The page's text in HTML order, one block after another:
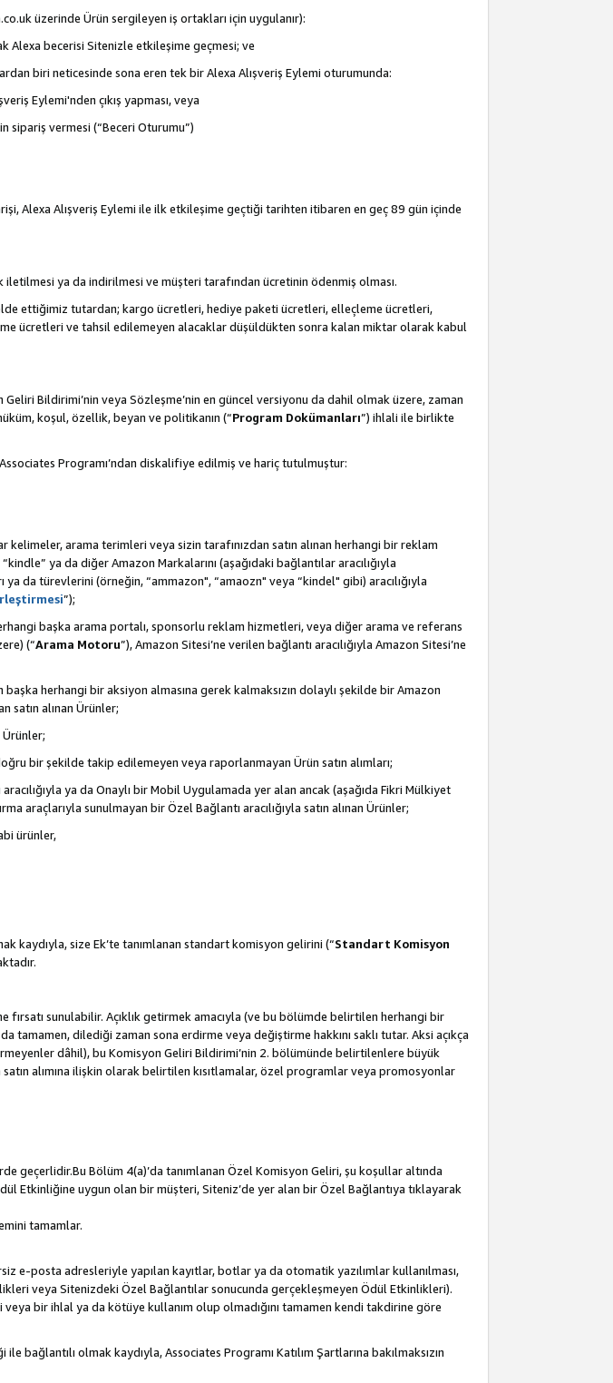
üzerinde Ürün sergileyen iş ortakları için uygulanır):
Alexa becerisi Sitenizle etkileşime geçmesi; ve
biri neticesinde sona eren tek bir Alexa Alışveriş Eylemi oturumunda:
Eylemi'nden çıkış yapması, veya
sipariş vermesi (“Beceri Oturumu”)
Alexa Alışveriş Eylemi ile ilk etkileşime geçtiği tarihten itibaren en geç 89 gün içinde
iletilmesi ya da indirilmesi ve müşteri tarafından ücretinin ödenmiş olması.
elde ettiğimiz tutardan; kargo ücretleri, hediye paketi ücretleri, elleçleme ücretleri,
ücretleri ve tahsil edilemeyen alacaklar düşüldükten sonra kalan miktar olarak kabul
Bildirimi’nin veya Sözleşme’nin en güncel versiyonu da dahil olmak üzere, zaman
koşul, özellik, beyan ve politikanın (“Program Dokümanları”) ihlali ile birlikte
Programı’ndan diskalifiye edilmiş ve hariç tutulmuştur:
kelimeler, arama terimleri veya sizin tarafınızdan satın alınan herhangi bir reklam
ya da diğer Amazon Markalarını (aşağıdaki bağlantılar aracılığıyla
da türevlerini (örneğin, “ammazon", “amaozn" veya “kindel" gibi) aracılığıyla
”);
başka arama portalı, sponsorlu reklam hizmetleri, veya diğer arama ve referans
(“Arama Motoru”), Amazon Sitesi’ne verilen bağlantı aracılığıyla Amazon Sitesi’ne
herhangi bir aksiyon almasına gerek kalmaksızın dolaylı şekilde bir Amazon
satın alınan Ürünler;
bir şekilde takip edilemeyen veya raporlanmayan Ürün satın alımları;
ya da Onaylı bir Mobil Uygulamada yer alan ancak (aşağıda Fikri Mülkiyet
araçlarıyla sunulmayan bir Özel Bağlantı aracılığıyla satın alınan Ürünler;
ürünler,
kaydıyla, size Ek’te tanımlanan standart komisyon gelirini (“Standart Komisyon
fırsatı sunulabilir. Açıklık getirmek amacıyla (ve bu bölümde belirtilen herhangi bir
tamamen, dilediği zaman sona erdirme veya değiştirme hakkını saklı tutar. Aksi açıkça
dâhil), bu Komisyon Geliri Bildirimi’nin 2. bölümünde belirtilenlere büyük
alımına ilişkin olarak belirtilen kısıtlamalar, özel programlar veya promosyonlar
geçerlidir.Bu Bölüm 4(a)’da tanımlanan Özel Komisyon Geliri, şu koşullar altında
Etkinliğine uygun olan bir müşteri, Siteniz’de yer alan bir Özel Bağlantıya tıklayarak
tamamlar.
e-posta adresleriyle yapılan kayıtlar, botlar ya da otomatik yazılımlar kullanılması,
veya Sitenizdeki Özel Bağlantılar sonucunda gerçekleşmeyen Ödül Etkinlikleri).
bir ihlal ya da kötüye kullanım olup olmadığını tamamen kendi takdirine göre
olmak kaydıyla, Associates Programı Katılım Şartlarına bakılmaksızın